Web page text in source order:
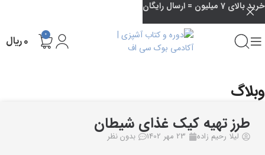
0 ۰ریال
وبلاگ
طرز تهیه کیک غذای شیطان
لیلا رحیم زاده 23 مهر 1402 بدون نظر
خرید بالای 7 میلیون = ارسال رایگان